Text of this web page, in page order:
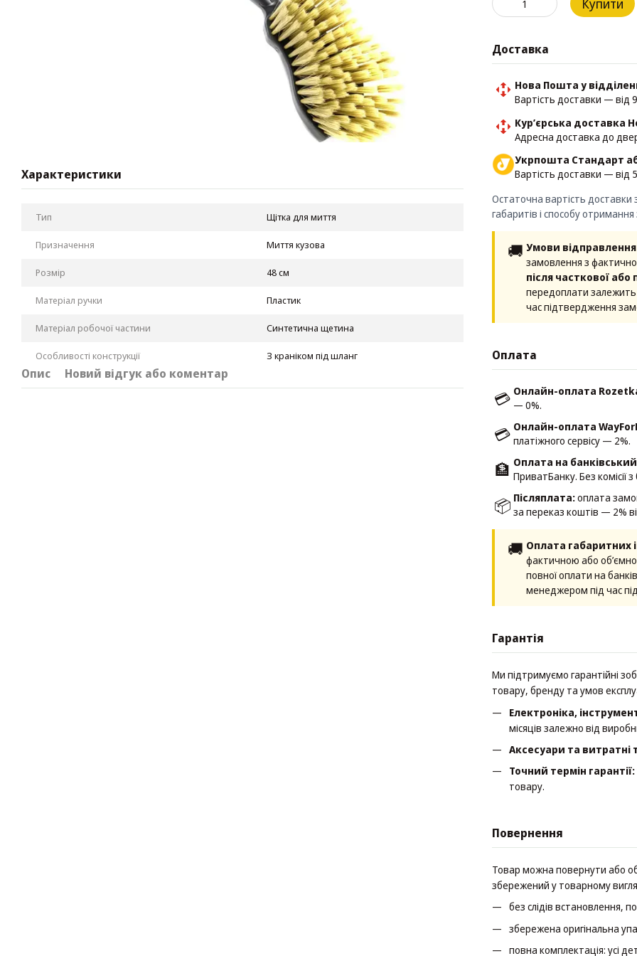
Характеристики
Тип Щітка для миття
Призначення Миття кузова
Розмір 48 см
Матеріал ручки Пластик
Матеріал робочої частини Синтетична щетина
Особливості конструкції З краніком під шланг
Опис Новий відгук або коментар
Купити
Доставка
Нова Пошта у
Вартість доставки — від
Кур’єрська доставка
Адресна доставка до
Укрпошта Стандарт
Вартість доставки — від
Остаточна вартість доставки
габаритів і способу
🚚 Умови
замовлення з
після часткової
передоплати залежить
час підтвердження
Оплата
💳 Онлайн-оплата
— 0%.
💳 Онлайн-оплата
платіжного сервісу — 2%.
🏦 Оплата на
ПриватБанку. Без комісії
📦 Післяплата:оплата
за переказ коштів — 2%
🚚 Оплата габаритних
фактичною або
повної оплати на
менеджером під час
Гарантія
Ми підтримуємо гарантійні
товару, бренду та умов
Електроніка,
місяців залежно від
Аксесуари та витратні
Точний термін гарантії:
товару.
Повернення
Товар можна повернути або
збережений у товарному
без слідів встановлення,
збережена оригінальна
повна комплектація: усі